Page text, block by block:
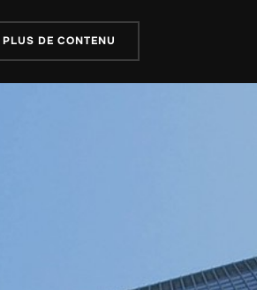
PLUS DE CONTENU